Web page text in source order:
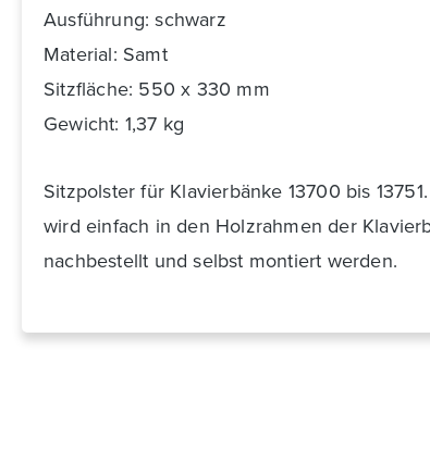
Ausführung: schwarz
Material: Samt
Sitzfläche: 550 x 330 mm
Gewicht: 1,37 kg
Sitzpolster für Klavierbänke 13700 bis
wird einfach in den Holzrahmen der
nachbestellt und selbst montiert werden.